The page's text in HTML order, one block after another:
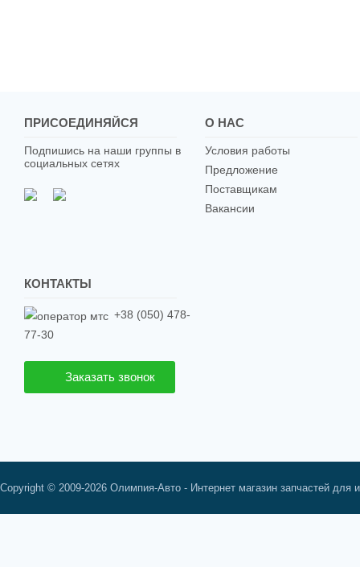
ПРИСОЕДИНЯЙСЯ
Подпишись на наши группы в
социальных сетях
О НАС
Условия работы
Предложение
Поставщикам
Вакансии
КОНТАКТЫ
+38 (050) 478-
77-30
Заказать звонок
Copyright © 2009-2026 Олимпия-Авто - Интернет магазин запчастей для